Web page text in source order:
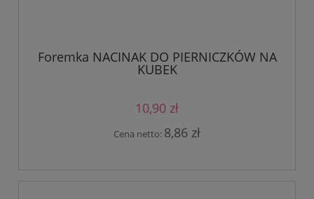
Foremka NACINAK DO PIERNICZKÓW NA
KUBEK
10,90 zł
Cena netto: 8,86 zł